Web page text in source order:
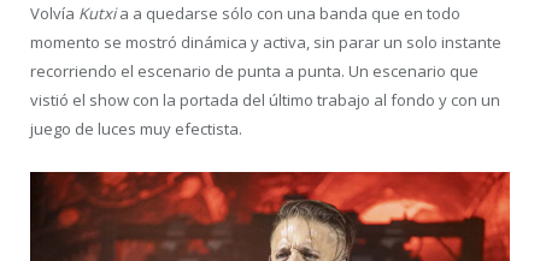
Volvía Kutxia a quedarse sólo con una banda que en todo
momento se mostró dinámica y activa, sin parar un solo instante
recorriendo el escenario de punta a punta. Un escenario que
vistió el show con la portada del último trabajo al fondo y con un
juego de luces muy efectista.